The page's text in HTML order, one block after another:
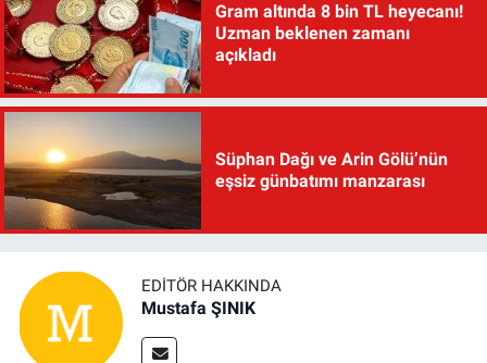
Gram altında 8 bin TL heyecanı!
Uzman beklenen zamanı
açıkladı
Süphan Dağı ve Arin Gölü’nün
eşsiz günbatımı manzarası
EDITÖR HAKKINDA
Mustafa ŞINIK